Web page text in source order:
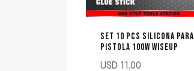
SET 10 PCS SILICONA PARA
PISTOLA 100W WISEUP
USD 11.00